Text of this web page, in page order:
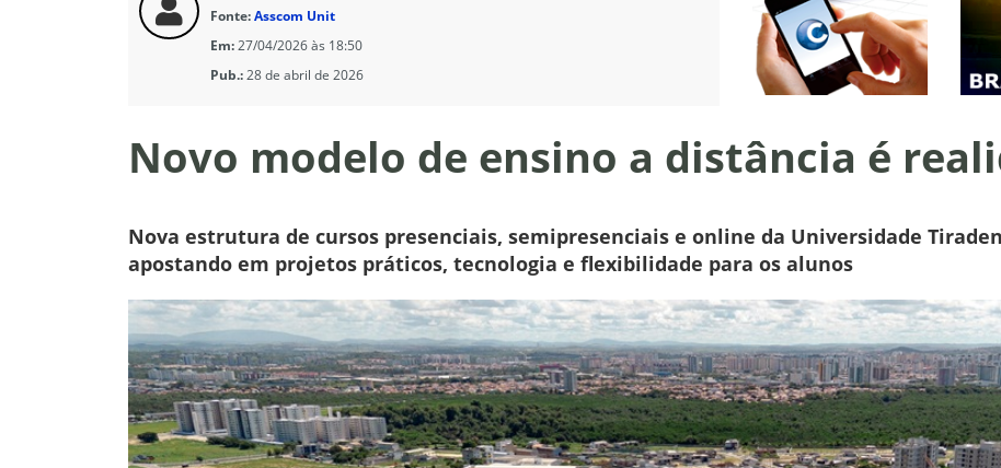
Fonte:Asscom Unit
Em:27/04/2026 às 18:50
Pub.:28 de abril de 2026
Novo modelo de ensino a distância é
Nova estrutura de cursos presenciais, semipresenciais e online da Universidade
apostando em projetos práticos, tecnologia e flexibilidade para os alunos